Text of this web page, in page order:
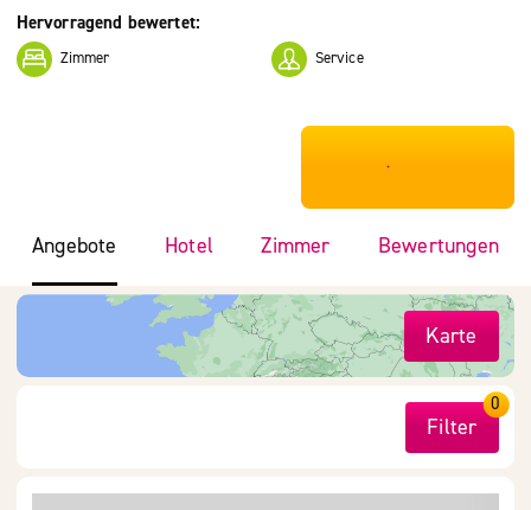
Hervorragend bewertet:
Zimmer Service
***************
Angebote Hotel Zimmer Bewertungen
Karte
Filter
0